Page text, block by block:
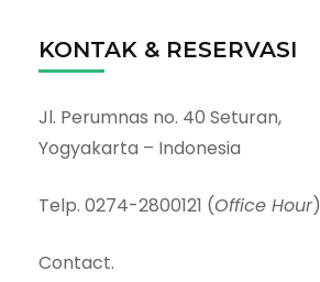
KONTAK & RESERVASI
Jl. Perumnas no. 40 Seturan,
Yogyakarta – Indonesia
Telp. 0274-2800121 (Office Hour)
Contact.